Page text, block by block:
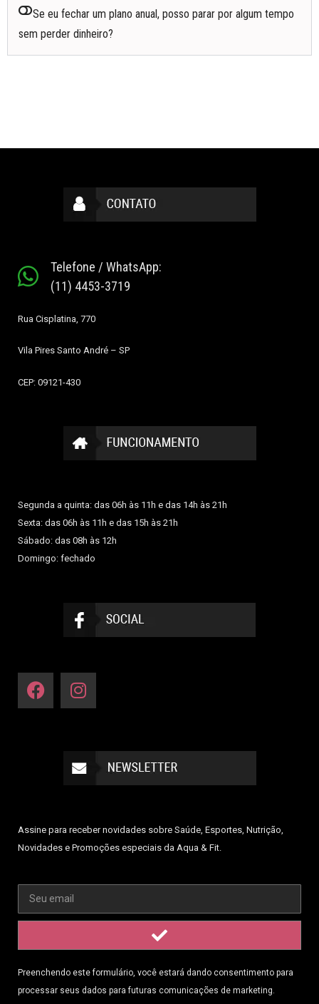
Se eu fechar um plano anual, posso parar por algum tempo
sem perder dinheiro?
Telefone / WhatsApp:
(11) 4453-3719
Rua Cisplatina, 770
Vila Pires Santo André – SP
CEP: 09121-430
Segunda a quinta: das 06h às 11h e das 14h às 21h
Sexta: das 06h às 11h e das 15h às 21h
Sábado: das 08h às 12h
Domingo: fechado
Assine para receber novidades sobre Saúde, Esportes, Nutrição,
Novidades e Promoções especiais da Aqua & Fit.
Preenchendo este formulário, você estará dando consentimento para
processar seus dados para futuras comunicações de marketing.